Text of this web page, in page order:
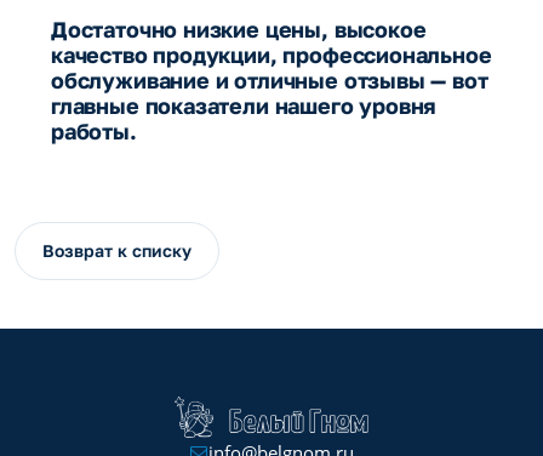
Достаточно низкие цены, высокое
качество продукции, профессиональное
обслуживание и отличные отзывы — вот
главные показатели нашего уровня
работы.
Возврат к списку